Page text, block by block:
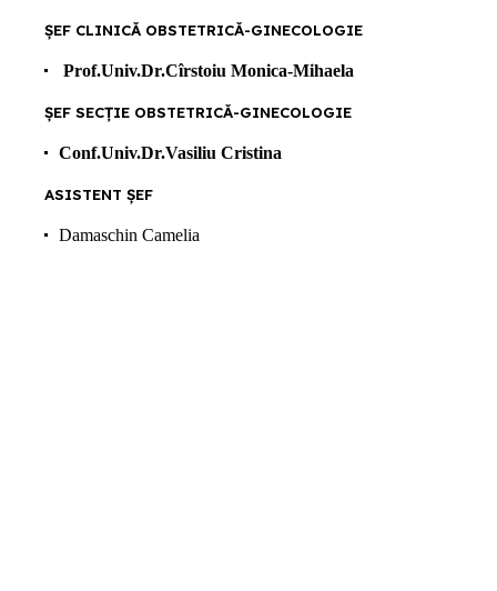
ȘEF CLINICĂ OBSTETRICĂ-GINECOLOGIE
Prof.Univ.Dr.Cîrstoiu Monica-Mihaela
ȘEF SECȚIE OBSTETRICĂ-GINECOLOGIE
Conf.Univ.Dr.Vasiliu Cristina
ASISTENT ȘEF
Damaschin Camelia